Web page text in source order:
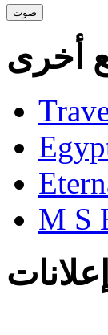
أخرى
M S
إعلانات